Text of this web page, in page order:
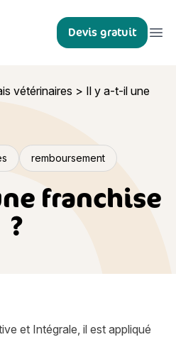
Devis gratuit
vétérinaires > Il y a-t-il une
remboursement
franchise
?
et Intégrale, il est appliqué